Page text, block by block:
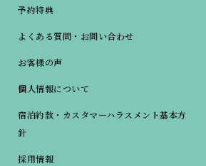
予約特典
よくある質問・お問い合わせ
お客様の声
個人情報について
宿泊約款・カスタマーハラスメント基本方
針
採用情報